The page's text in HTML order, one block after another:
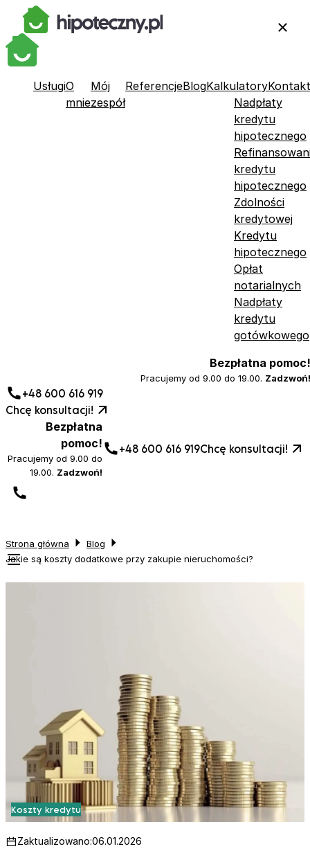
UsługiO
mnie
Mój
zespół
ReferencjeBlogKalkulatory
Nadpłaty
kredytu
hipotecznego
kredytu
hipotecznego
Zdolności
kredytowej
Kredytu
hipotecznego
Opłat
notarialnych
Nadpłaty
kredytu
gotówkowego
Kontakt
Bezpłatna pomoc!
Pracujemy od 9.00 do 19.00. Zadzwoń!
+48 600 616 919
Chcę konsultacji!
Bezpłatna
pomoc!
Pracujemy od 9.00 do
19.00. Zadzwoń!
+48 600 616 919Chcę konsultacji!
Strona główna
Blog
Jakie są koszty dodatkowe przy zakupie nieruchomości?
Koszty kredytu
Zaktualizowano:06.01.2026